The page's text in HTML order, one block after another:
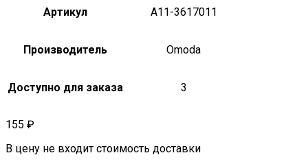
Артикул A11-3617011
Производитель Omoda
Доступно для заказа 3
155 ₽
В цену не входит стоимость доставки